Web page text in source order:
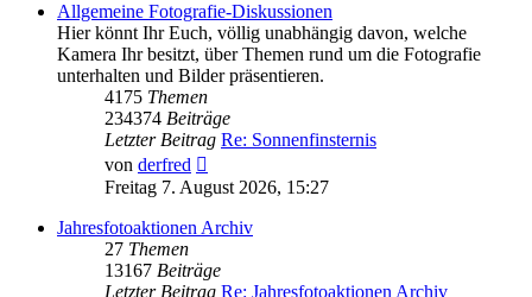
Allgemeine Fotografie-Diskussionen
Hier könnt Ihr Euch, völlig unabhängig davon, welche
Kamera Ihr besitzt, über Themen rund um die Fotografie
unterhalten und Bilder präsentieren.
4175 Themen
234374 Beiträge
Letzter Beitrag Re: Sonnenfinsternis
von derfred
Beitrag
Freitag 7. August 2026, 15:27
Jahresfotoaktionen Archiv
27 Themen
13167 Beiträge
Letzter Beitrag Re: Jahresfotoaktionen Archiv